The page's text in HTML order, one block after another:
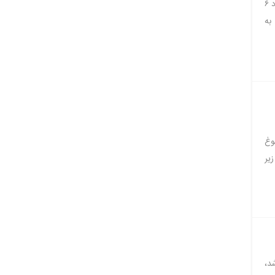
مراسم اولین شب احیا ماه مبارک رمضان با میزبانی بیش از ۱۲۳ هزار شرکت کننده مجازی در بازه زمانی حدود ۶